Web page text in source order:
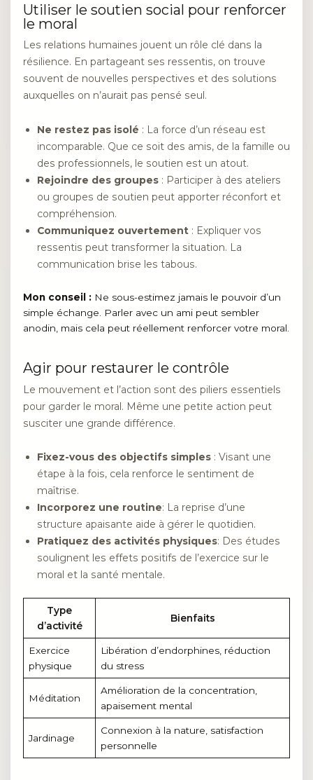
Utiliser le soutien social pour renforcer
le moral
Les relations humaines jouent un rôle clé dans la
résilience. En partageant ses ressentis, on trouve
souvent de nouvelles perspectives et des solutions
auxquelles on n’aurait pas pensé seul.
Ne restez pas isolé : La force d’un réseau est
incomparable. Que ce soit des amis, de la famille ou
des professionnels, le soutien est un atout.
Rejoindre des groupes : Participer à des ateliers
ou groupes de soutien peut apporter réconfort et
compréhension.
Communiquez ouvertement : Expliquer vos
ressentis peut transformer la situation. La
communication brise les tabous.
Mon conseil : Ne sous-estimez jamais le pouvoir d’un
simple échange. Parler avec un ami peut sembler
anodin, mais cela peut réellement renforcer votre moral.
Agir pour restaurer le contrôle
Le mouvement et l’action sont des piliers essentiels
pour garder le moral. Même une petite action peut
susciter une grande différence.
Fixez-vous des objectifs simples : Visant une
étape à la fois, cela renforce le sentiment de
maîtrise.
Incorporez une routine: La reprise d’une
structure apaisante aide à gérer le quotidien.
Pratiquez des activités physiques: Des études
soulignent les effets positifs de l’exercice sur le
moral et la santé mentale.
Type
d’activité
Bienfaits
Exercice
physique
Libération d’endorphines, réduction
du stress
Méditation
Amélioration de la concentration,
apaisement mental
Jardinage
Connexion à la nature, satisfaction
personnelle